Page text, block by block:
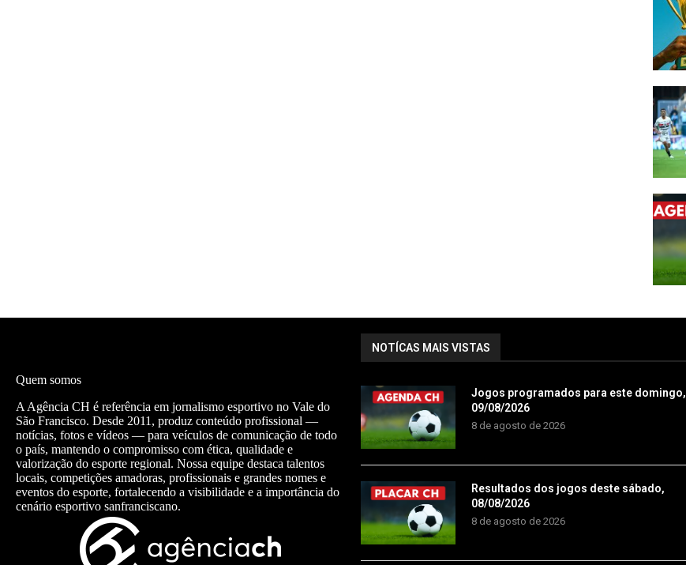
Quem somos
A Agência CH é referência em jornalismo esportivo no Vale do
São Francisco. Desde 2011, produz conteúdo profissional —
notícias, fotos e vídeos — para veículos de comunicação de todo
o país, mantendo o compromisso com ética, qualidade e
valorização do esporte regional. Nossa equipe destaca talentos
locais, competições amadoras, profissionais e grandes nomes e
eventos do esporte, fortalecendo a visibilidade e a importância do
cenário esportivo sanfranciscano.
NOTÍCAS MAIS VISTAS
Jogos programados para este domingo,
09/08/2026
8 de agosto de 2026
Resultados dos jogos deste sábado,
08/08/2026
8 de agosto de 2026